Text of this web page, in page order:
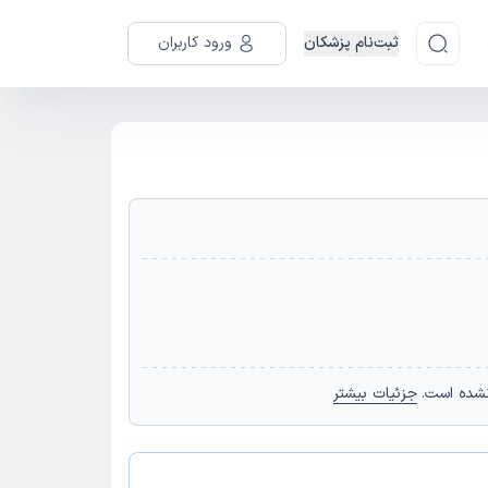
ثبت‌نام پزشکان ورود کاربران
است. جزئیات بیشتر